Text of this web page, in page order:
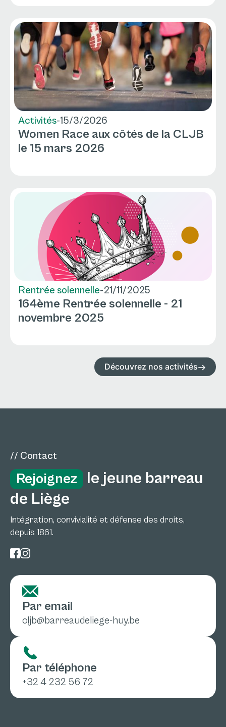
Activités-15/3/2026
Women Race aux côtés de la CLJB
le 15 mars 2026
Rentrée solennelle-21/11/2025
164ème Rentrée solennelle - 21
novembre 2025
Découvrez nos activités
// Contact
Rejoignez
le jeune barreau
de Liège
Intégration, convivialité et défense des droits,
depuis 1861.
Par email
cljb@barreaudeliege-huy.be
Par téléphone
+32 4 232 56 72